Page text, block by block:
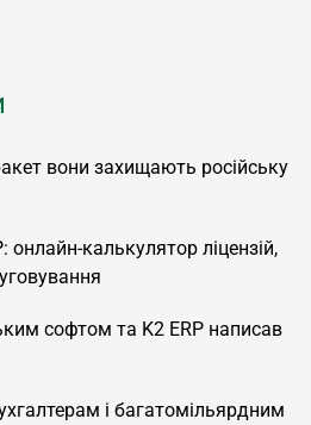
вони захищають російську
онлайн-калькулятор ліцензій,
софтом та K2 ERP написав
і багатомільярдним